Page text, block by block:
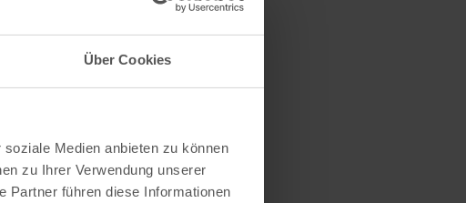
Über Cookies
Medien anbieten zu können
zu Ihrer Verwendung unserer
Partner führen diese Informationen